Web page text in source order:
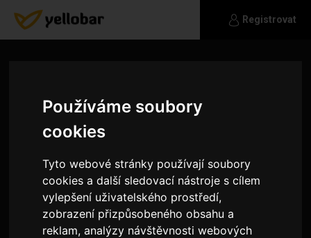
Používáme soubory
cookies
Tyto webové stránky používají soubory
cookies a další sledovací nástroje s cílem
vylepšení uživatelského prostředí,
zobrazení přizpůsobeného obsahu a
reklam, analýzy návštěvnosti webových
Registrovat